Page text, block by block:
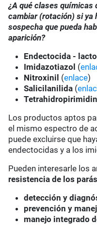
¿A qué clases químicas
cambiar (rotación) si ya
sospecha que pueda
aparición?
Endectocida -
Imidazotiazol (
Nitroxinil (enlace)
Salicilanilida (
Los productos aptos
el mismo espectro de
puede excluirse que
endectocidas y a los
Pueden interesarle los
resistencia de los
detección y
prevención y
manejo integrado